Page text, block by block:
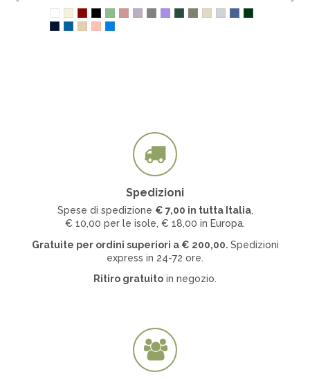
Spedizioni
Spese di spedizione € 7,00 in tutta Italia,
€ 10,00 per le isole, € 18,00 in Europa.
Gratuite per ordini superiori a € 200,00. Spedizioni
express in 24-72 ore.
Ritiro gratuito in negozio.